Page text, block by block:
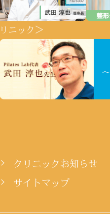
ニック＞
クリニックお知らせ
サイトマップ